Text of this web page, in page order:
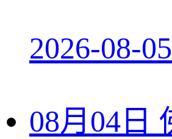
2026-08-05
08月04日